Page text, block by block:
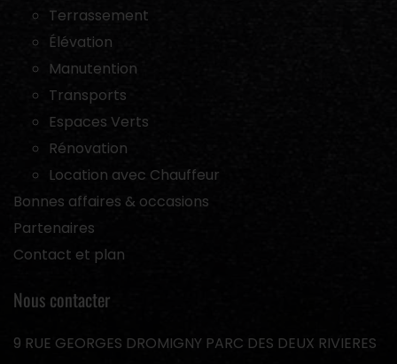
Terrassement
Élévation
Manutention
Transports
Espaces Verts
Rénovation
Location avec Chauffeur
Bonnes affaires & occasions
Partenaires
Contact et plan
Nous contacter
9 RUE GEORGES DROMIGNY PARC DES DEUX RIVIERES